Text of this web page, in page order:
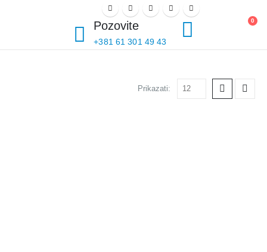
Pozovite
+381 61 301 49 43
0
Prikazati: